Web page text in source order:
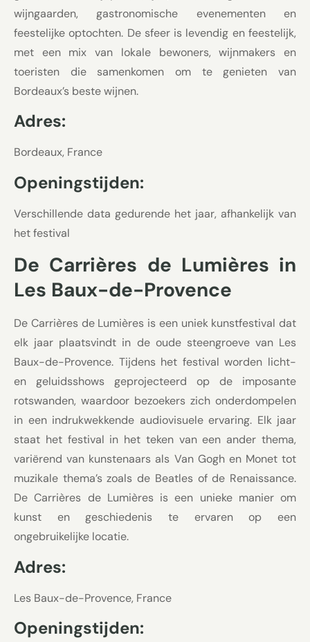
wijngaarden, gastronomische evenementen en
feestelijke optochten. De sfeer is levendig en feestelijk,
met een mix van lokale bewoners, wijnmakers en
toeristen die samenkomen om te genieten van
Bordeaux’s beste wijnen.
Adres:
Bordeaux, France
Openingstijden:
Verschillende data gedurende het jaar, afhankelijk van
het festival
De Carrières de Lumières in
Les Baux-de-Provence
De Carrières de Lumières is een uniek kunstfestival dat
elk jaar plaatsvindt in de oude steengroeve van Les
Baux-de-Provence. Tijdens het festival worden licht-
en geluidsshows geprojecteerd op de imposante
rotswanden, waardoor bezoekers zich onderdompelen
in een indrukwekkende audiovisuele ervaring. Elk jaar
staat het festival in het teken van een ander thema,
variërend van kunstenaars als Van Gogh en Monet tot
muzikale thema’s zoals de Beatles of de Renaissance.
De Carrières de Lumières is een unieke manier om
kunst en geschiedenis te ervaren op een
ongebruikelijke locatie.
Adres:
Les Baux-de-Provence, France
Openingstijden: